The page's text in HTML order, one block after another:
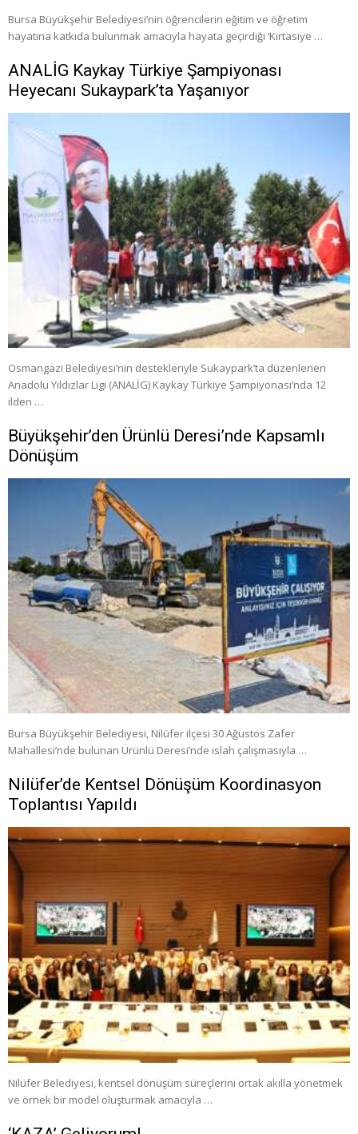
Bursa Büyükşehir Belediyesi’nin öğrencilerin eğitim ve öğretim
hayatına katkıda bulunmak amacıyla hayata geçirdiği ‘Kırtasiye …
ANALİG Kaykay Türkiye Şampiyonası
Heyecanı Sukaypark’ta Yaşanıyor
Osmangazi Belediyesi’nin destekleriyle Sukaypark’ta düzenlenen
Anadolu Yıldızlar Ligi (ANALİG) Kaykay Türkiye Şampiyonası’nda 12
ilden …
Büyükşehir’den Ürünlü Deresi’nde Kapsamlı
Dönüşüm
Bursa Büyükşehir Belediyesi, Nilüfer ilçesi 30 Ağustos Zafer
Mahallesi’nde bulunan Ürünlü Deresi’nde ıslah çalışmasıyla …
Nilüfer’de Kentsel Dönüşüm Koordinasyon
Toplantısı Yapıldı
Nilüfer Belediyesi, kentsel dönüşüm süreçlerini ortak akılla yönetmek
ve örnek bir model oluşturmak amacıyla …